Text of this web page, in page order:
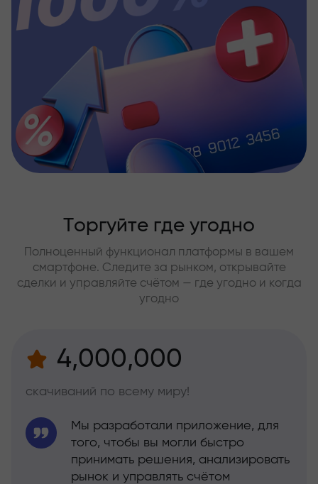
Торгуйте где угодно
Полноценный функционал платформы в вашем
смартфоне. Следите за рынком, открывайте
сделки и управляйте счётом — где угодно и когда
угодно
4,000,000
скачиваний по всему миру!
Мы разработали приложение, для
того, чтобы вы могли быстро
принимать решения, анализировать
рынок и управлять счётом